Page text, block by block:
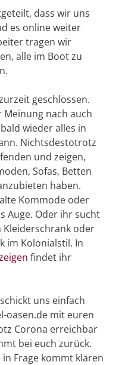
dass wir uns
es online weiter
tragen wir
alle im Boot zu
geschlossen.
Meinung nach auch
wieder alles in
Nichtsdestotrotz
und zeigen,
Sofas, Betten
haben.
Kommode oder
Auge. Oder ihr sucht
Kleiderschrank oder
im Kolonialstil. In
findet ihr
uns einfach
oasen.de mit euren
Corona erreichbar
bei euch zurück.
Frage kommt klären